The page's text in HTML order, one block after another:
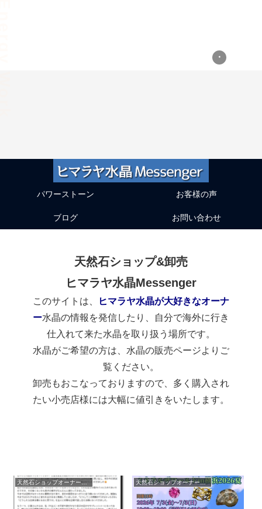
パワーストーン お客様の声
ブログ お問い合わせ
天然石ショップ&卸売
ヒマラヤ水晶Messenger
このサイトは、
ヒマラヤ水晶が大好きなオーナ
ー水晶の情報を発信したり、自分で海外に行き
仕入れて来た水晶を取り扱う場所です。
水晶がご希望の方は、水晶の販売ページよりご
覧ください。
卸売もおこなっておりますので、多く購入され
たい小売店様には大幅に値引きをいたします。
天然石ショップオーナーのブログ 天然石ショップオーナーのブログ